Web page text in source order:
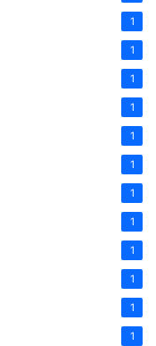
1
1
1
1
1
1
1
1
1
1
1
1